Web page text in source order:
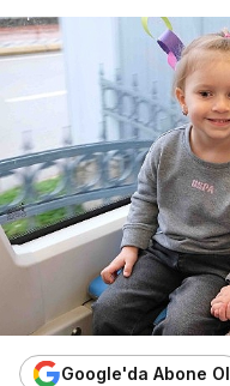
Google'da Abone Ol